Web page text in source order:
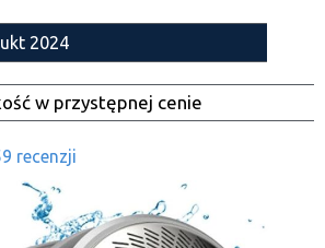
2024
w przystępnej cenie
recenzji